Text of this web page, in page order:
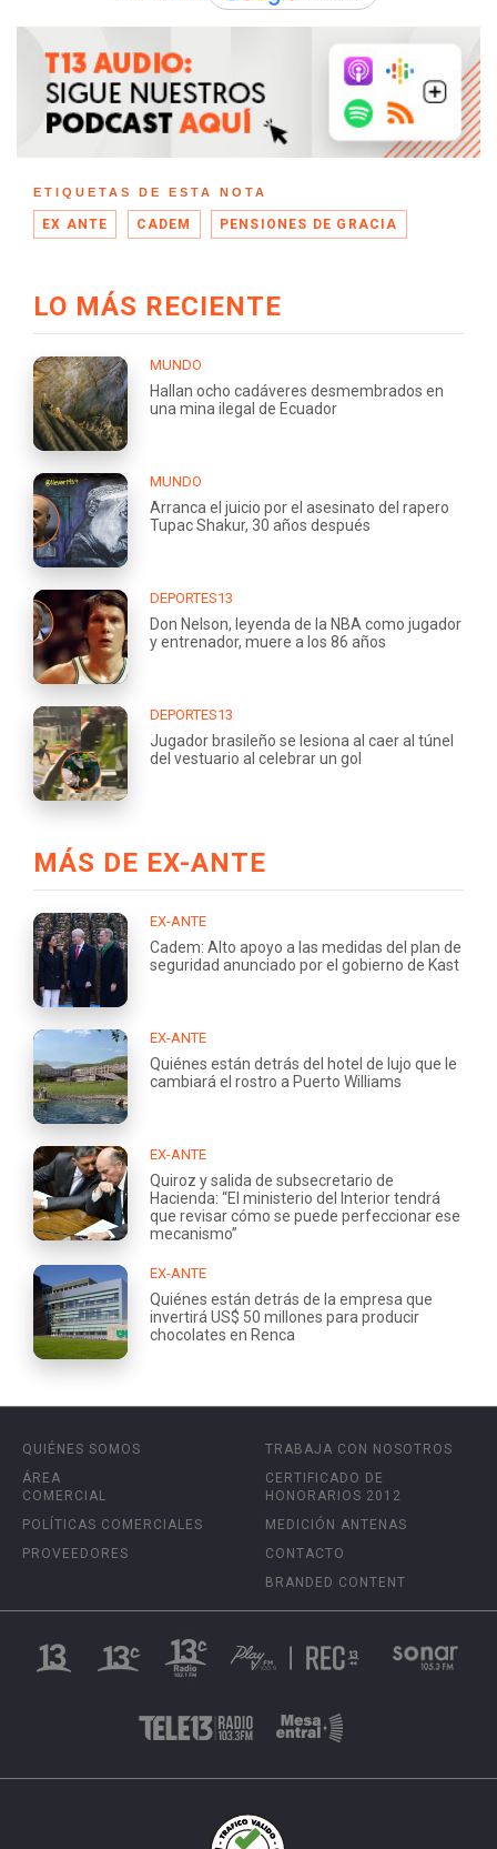
ETIQUETAS DE ESTA NOTA
EX ANTE CADEM PENSIONES DE GRACIA
LO MÁS RECIENTE
MUNDO
Hallan ocho cadáveres desmembrados en
una mina ilegal de Ecuador
MUNDO
Arranca el juicio por el asesinato del rapero
Tupac Shakur, 30 años después
DEPORTES13
Don Nelson, leyenda de la NBA como jugador
y entrenador, muere a los 86 años
DEPORTES13
Jugador brasileño se lesiona al caer al túnel
del vestuario al celebrar un gol
MÁS DE EX-ANTE
EX-ANTE
Cadem: Alto apoyo a las medidas del plan de
seguridad anunciado por el gobierno de Kast
EX-ANTE
Quiénes están detrás del hotel de lujo que le
cambiará el rostro a Puerto Williams
EX-ANTE
Quiroz y salida de subsecretario de
Hacienda: “El ministerio del Interior tendrá
que revisar cómo se puede perfeccionar ese
mecanismo”
EX-ANTE
Quiénes están detrás de la empresa que
invertirá US$ 50 millones para producir
chocolates en Renca
QUIÉNES SOMOS
ÁREA
COMERCIAL
POLÍTICAS COMERCIALES
PROVEEDORES
TRABAJA CON NOSOTROS
CERTIFICADO DE
HONORARIOS 2012
MEDICIÓN ANTENAS
CONTACTO
BRANDED CONTENT